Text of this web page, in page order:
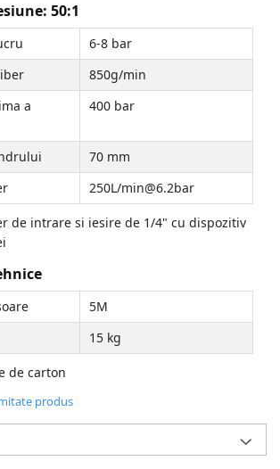
50:1
6-8 bar
850g/min
a
400 bar
70 mm
250L/min@6.2bar
de intrare si iesire de 1/4" cu dispozitiv
5M
15 kg
de carton
produs